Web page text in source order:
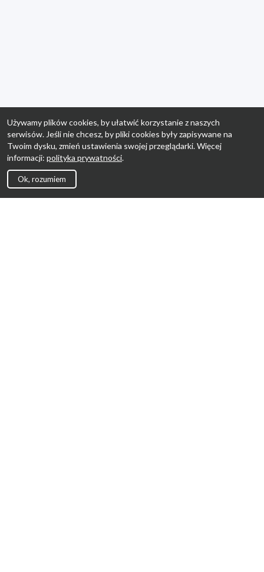
Używamy plików cookies, by ułatwić korzystanie z naszych
serwisów. Jeśli nie chcesz, by pliki cookies były zapisywane na
Twoim dysku, zmień ustawienia swojej przeglądarki. Więcej
informacji: polityka prywatności.
Ok, rozumiem